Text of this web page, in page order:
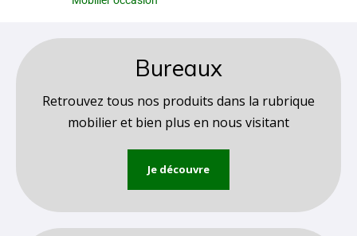
Bureaux
Retrouvez tous nos produits dans la rubrique
mobilier et bien plus en nous visitant
Je découvre